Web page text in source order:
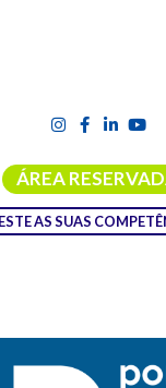
ÁREA
AS SUAS